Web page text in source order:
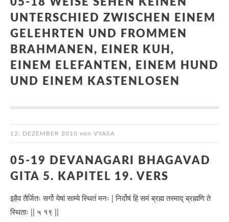
UNTERSCHIED ZWISCHEN EINEM
GELEHRTEN UND FROMMEN
BRAHMANEN, EINER KUH,
EINEM ELEFANTEN, EINEM HUND
UND EINEM KASTENLOSEN
12. DEZEMBER 2010 von VYASA
05-19 DEVANAGARI BHAGAVAD
GITA 5. KAPITEL 19. VERS
इहैव तैर्जितः सर्गो येषां साम्ये स्थितं मनः | निर्दोषं हि समं ब्रह्म तस्माद् ब्रह्मणि ते
स्थिताः || ५ १९ ||